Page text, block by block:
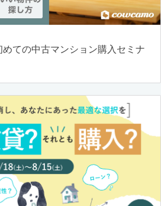
ての中古マンション購入セミナ